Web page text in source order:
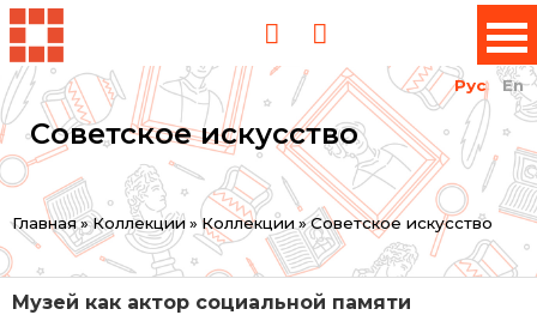
Рус En
Советское искусство
Вы
здесь
Главная»Коллекции» Коллекции »Советское искусство
Музей как актор социальной памяти